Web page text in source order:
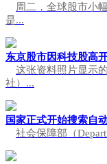
周二，全球股市小
是...
东京股市因科技股高
这张资料照片显示
社）...
国家正式开始搜索自
社会保障部（